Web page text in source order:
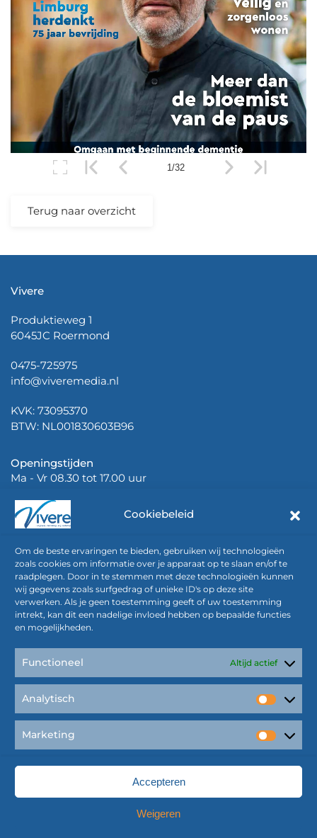
Cookiebeleid
Om de beste ervaringen te bieden, gebruiken wij technologieën
zoals cookies om informatie over je apparaat op te slaan en/of te
raadplegen. Door in te stemmen met deze technologieën kunnen
wij gegevens zoals surfgedrag of unieke ID's op deze site
verwerken. Als je geen toestemming geeft of uw toestemming
intrekt, kan dit een nadelige invloed hebben op bepaalde functies
en mogelijkheden.
Functioneel Altijd actief
Analytisch
Marketing
Accepteren
Weigeren
Terug naar overzicht
Vivere
Produktieweg 1
6045JC Roermond
0475-725975
info@viveremedia.nl
KVK: 73095370
BTW: NL001830603B96
Openingstijden
Ma - Vr 08.30 tot 17.00 uur
Papierwerk
(*Gedeponeerd bij de KvK
onder nummer 00637528 en -30)
*Algemene voorwaarden (marketing, communicatie en
Privacy Statement
Alle rechten voorbehouden © Vivere 2026
OnderhoudVivere-LinQxx